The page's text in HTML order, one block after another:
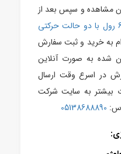
مشاهده و سپس بعد از
رول میکسر هماتولوژی 6 رول با دو حالت حرکتی
به خرید و ثبت سفارش
شده به صورت آنلاین
در اسرع وقت ارسال
بیشتر به سایت شرکت
05138688890